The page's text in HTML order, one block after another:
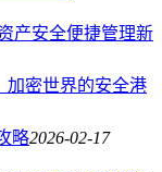
产安全便捷管理新
加密世界的安全港
略2026-02-17